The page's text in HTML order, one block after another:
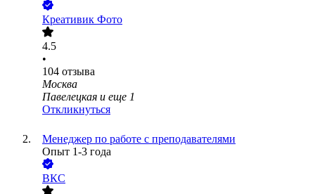
Креативик Фото
4.5
•
104 отзыва
Москва
Павелецкая и еще 1
Откликнуться
Менеджер по работе с преподавателями
Опыт 1-3 года
ВКС